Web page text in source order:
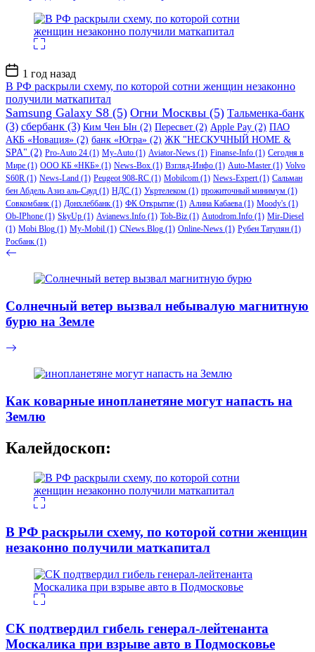
Дата
записи
1 год назад
В РФ раскрыли схему, по которой сотни женщин незаконно
получили маткапитал
Samsung Galaxy S8 (5) Огни Москвы (5) Тальменка-банк
(3) сбербанк (3) Ким Чен Ын (2) Пересвет (2) Apple Pay (2) ПАО
АКБ «Новация» (2) банк «Югра» (2) ЖК "НЕСКУЧНЫЙ HOME &
SPA" (2) Pro-Auto 24 (1) My-Auto (1) Aviator-News (1) Finanse-Info (1) Сегодня в
Мире (1) ООО КБ «НКБ» (1) News-Box (1) Взгляд-Инфо (1) Auto-Master (1) Volvo
S60R (1) News-Land (1) Peugeot 908-RC (1) Mobilcom (1) News-Expert(1) Сальман
бен Абдель Азиз аль-Сауд (1) НДС (1) Укртелеком (1) прожиточный минимум (1)
Совкомбанк (1) Донхлеббанк (1) ФК Открытие (1) Алина Кабаева (1) Moody's (1)
Ob-IPhone (1) SkyUp (1) Avianews.Info (1) Tob-Biz (1) Autodrom.Info (1) Mir-Diesel
(1) Mobi Blog (1) My-Mobil (1) CNews.Blog (1) Online-News (1) Рубен Татулян (1)
Росбанк (1)
Cолнечный ветер вызвал небывалую магнитную
бурю на Земле
Как коварные инопланетяне могут напасть на
Землю
Калейдоскоп:
В РФ раскрыли схему, по которой сотни женщин
незаконно получили маткапитал
СК подтвердил гибель генерал-лейтенанта
Москалика при взрыве авто в Подмосковье